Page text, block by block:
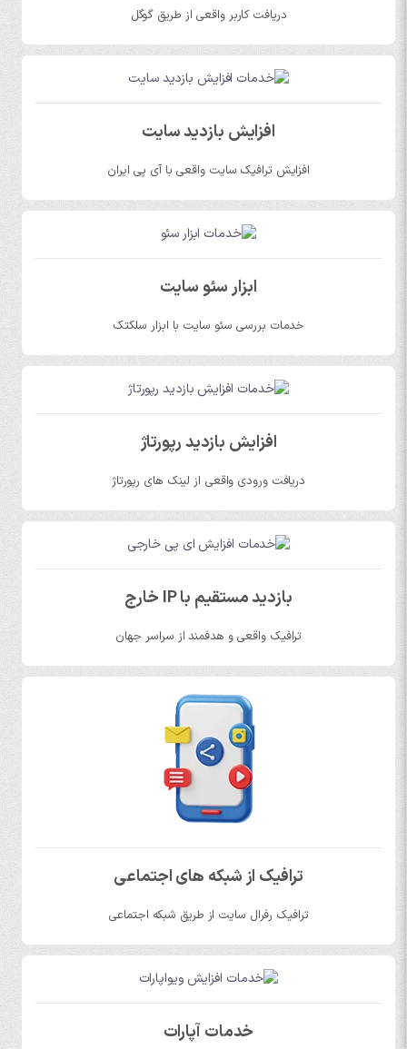
دریافت کاربر واقعی از طریق گوگل
افزایش بازدید سایت
افزایش ترافیک سایت واقعی با آی پی ایران
ابزار سئو سایت
خدمات بررسی سئو سایت با ابزار سلکتک
افزایش بازدید رپورتاژ
دریافت ورودی واقعی از لینک های رپورتاژ
بازدید مستقیم با IP خارج
ترافیک واقعی و هدفمند از سراسر جهان
ترافیک از شبکه های اجتماعی
ترافیک رفرال سایت از طریق شبکه اجتماعی
خدمات آپارات